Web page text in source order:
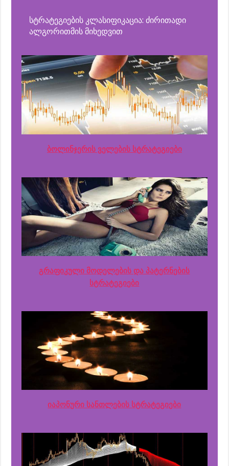
სტრატეგიების კლასიფიკაცია: ძირითადი
ალგორითმის მიხედვით
ბოლინჯერის ველების სტრატეგიები
გრაფიკული მოდელების და პატერნების
სტრატეგიები
იაპონური სანთლების სტრატეგიები